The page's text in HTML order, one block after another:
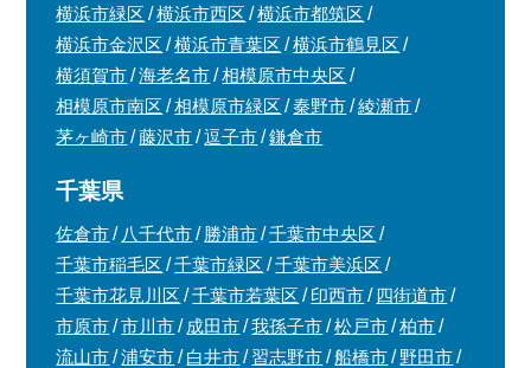
横浜市緑区
横浜市西区
横浜市都筑区
横浜市金沢区
横浜市青葉区
横浜市鶴見区
横須賀市
海老名市
相模原市中央区
相模原市南区
相模原市緑区 秦野市
綾瀬市
茅ヶ崎市
藤沢市 逗子市 鎌倉市
千葉県
佐倉市 八千代市 勝浦市
千葉市中央区
千葉市稲毛区
千葉市緑区
千葉市美浜区
千葉市花見川区
千葉市若葉区 印西市
四街道市
市原市
市川市 成田市 我孫子市 松戸市
柏市
流山市
浦安市 白井市 習志野市 船橋市
野田市